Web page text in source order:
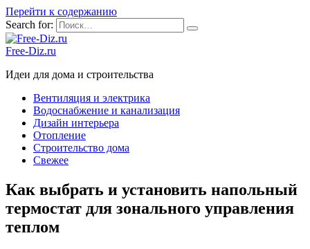
Перейти к содержанию
Search for:
Free-Diz.ru
Идеи для дома и строительства
Вентиляция и электрика
Водоснабжение и канализация
Дизайн интерьера
Отопление
Строительство дома
Свежее
Как выбрать и установить напольный
термостат для зонального управления
теплом